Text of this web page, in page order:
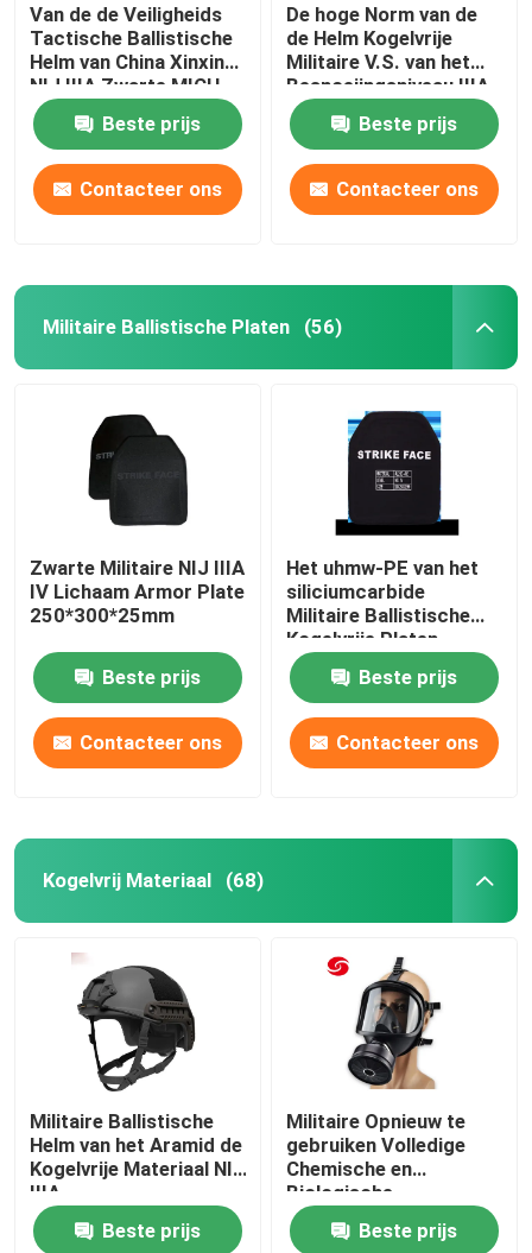
Van de de Veiligheids
Tactische Ballistische
Helm van China Xinxing
NIJ IIIA Zwarte MICH
Airsoft het
Oorbescherming
Beste prijs
Contacteer ons
De hoge Norm van de
de Helm Kogelvrije
Militaire V.S. van het
Besnoeiingsniveau IIIA
Aramid Snelle
BallistischeBeste prijs
Contacteer ons
Militaire Ballistische Platen (56)
Zwarte Militaire NIJ IIIA
IV Lichaam Armor Plate
250*300*25mm
Beste prijs
Contacteer ons
Het uhmw-PE van het
siliciumcarbide
Militaire Ballistische
Kogelvrije Platen
Beste prijs
Contacteer ons
Kogelvrij Materiaal (68)
Militaire Ballistische
Helm van het Aramid de
Kogelvrije Materiaal NIJ
IIIA
Beste prijs
Militaire Opnieuw te
gebruiken Volledige
Chemische en
Biologische
Beschermend van het
Gezichtsgasmasker
Beste prijs